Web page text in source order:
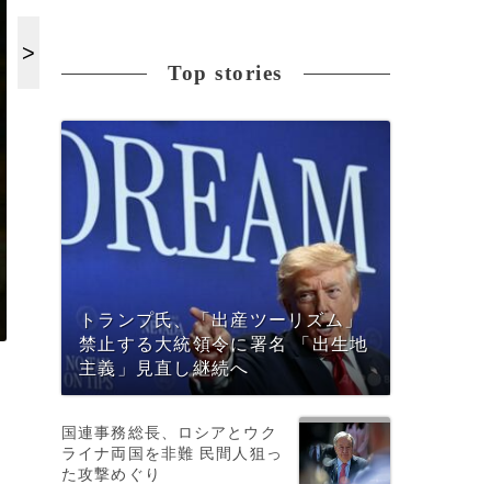
Top stories
トランプ氏、「出産ツーリズム」
禁止する大統領令に署名 「出生地
主義」見直し継続へ
国連事務総長、ロシアとウク
ライナ両国を非難 民間人狙っ
た攻撃めぐり